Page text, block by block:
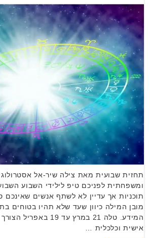
תחזית שבועית מאת צילה שיר-אל
ומשפחתית לפניכם טיפ לילידי השבוע
תוכניות אך עדיין לא לשתף אנשים שאינכם
מובן המילה כיוון שעד שלא תהיו בטוחים
המידע. טלה 21 במרץ עד
אישית וכלכלית …